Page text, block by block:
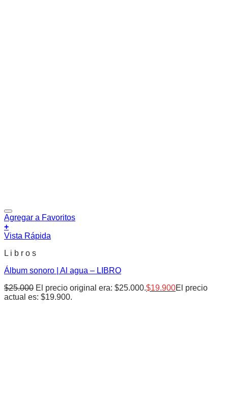
Agregar a Favoritos
+
Vista Rápida
L i b r o s
Álbum sonoro | Al agua – LIBRO
$25.000 El precio original era: $25.000.$19.900El precio
actual es: $19.900.